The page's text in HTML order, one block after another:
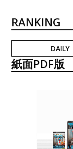
RANKING
DAILY
紙面PDF版